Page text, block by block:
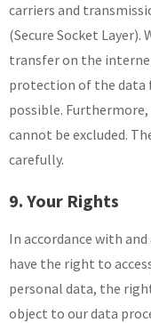
carriers and
(Secure Socket
transfer on the
protection of the data
possible.
cannot be excluded.
carefully.
9. Your Rights
In accordance with
have the right to
personal data, the
object to our data